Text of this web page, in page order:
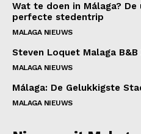
Wat te doen in Málaga?
perfecte stedentrip
MALAGA NIEUWS
Steven Loquet Malaga
MALAGA NIEUWS
Málaga: De Gelukkigste
MALAGA NIEUWS